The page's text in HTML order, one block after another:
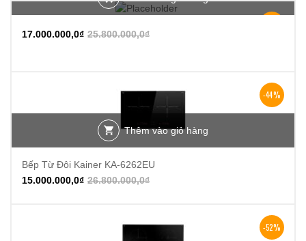
25.800.000,0₫
17.000.000,0₫
-44%
Thêm vào giỏ hàng
Bếp Từ Đôi Kainer KA-6262EU
26.800.000,0₫
15.000.000,0₫
-52%